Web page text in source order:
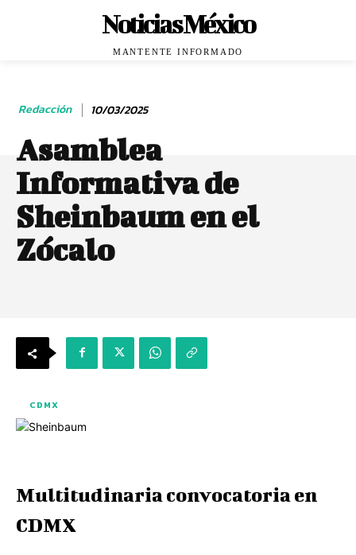
Noticias México
MANTENTE INFORMADO
Redacción 10/03/2025
Asamblea
Informativa de
Sheinbaum en el
Zócalo
CDMX
Multitudinaria convocatoria en
CDMX